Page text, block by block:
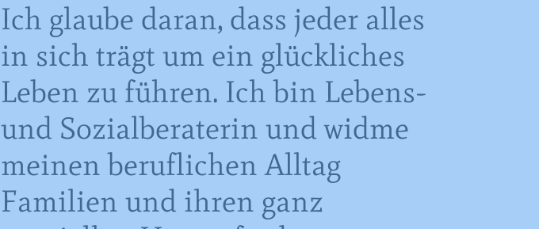
Ich glaube daran, dass jeder alles
in sich trägt um ein glückliches
Leben zu führen. Ich bin Lebens-
und Sozialberaterin und widme
meinen beruflichen Alltag
Familien und ihren ganz